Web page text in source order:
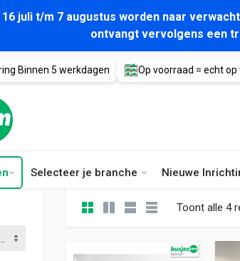
juli t/m 7 augustus worden naar
ontvangt vervolgens een
Binnen 5 werkdagen Op voorraad = echt op
Selecteer je branche Nieuwe
(bijv. Crafter L3)
Toont alle 4